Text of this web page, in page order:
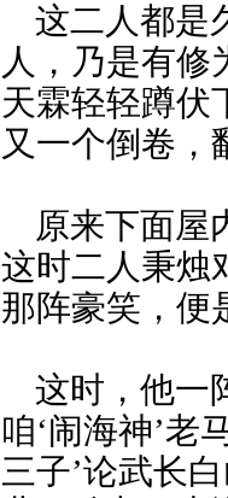
这二人都是
人，乃是有
天霖轻轻蹲伏
又一个倒卷，
原来下面屋
这时二人秉烛
那阵豪笑，便
这时，他一
咱‘闹海神’老
三子’论武长